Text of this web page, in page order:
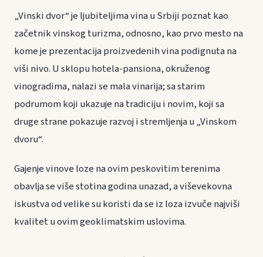
„Vinski dvor“ je ljubiteljima vina u Srbiji poznat kao
začetnik vinskog turizma, odnosno, kao prvo mesto na
kome je prezentacija proizvedenih vina podignuta na
viši nivo. U sklopu hotela-pansiona, okruženog
vinogradima, nalazi se mala vinarija; sa starim
podrumom koji ukazuje na tradiciju i novim, koji sa
druge strane pokazuje razvoj i stremljenja u „Vinskom
dvoru“.
Gajenje vinove loze na ovim peskovitim terenima
obavlja se više stotina godina unazad, a viševekovna
iskustva od velike su koristi da se iz loza izvuče najviši
kvalitet u ovim geoklimatskim uslovima.